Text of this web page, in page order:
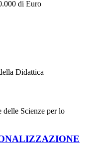
di Euro
Didattica
delle Scienze per lo